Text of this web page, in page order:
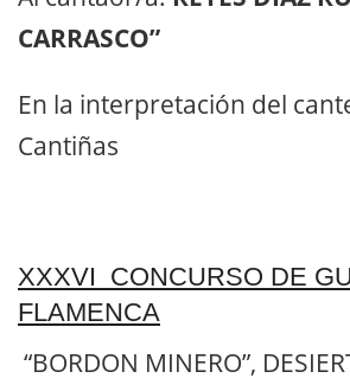
CARRASCO”
En la interpretación del
Cantiñas
XXXVI CONCURSO DE
FLAMENCA
“BORDON MINERO”,